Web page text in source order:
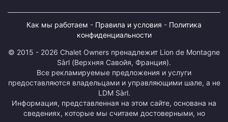
Как мы работаем - Правила и условия - Политика
конфиденциальности
© 2015 - 2026 Chalet Owners пренадлежит Lion de Montagne
Sàrl (Верхняя Савойя, Франция).
Все рекламируемые предложения и услуги
предоставляются владельцами и управляющими шале, а не
LDM Sàrl.
Информация, представленная на этом сайте, основана на
сведениях, которые мы считаем достоверными, но